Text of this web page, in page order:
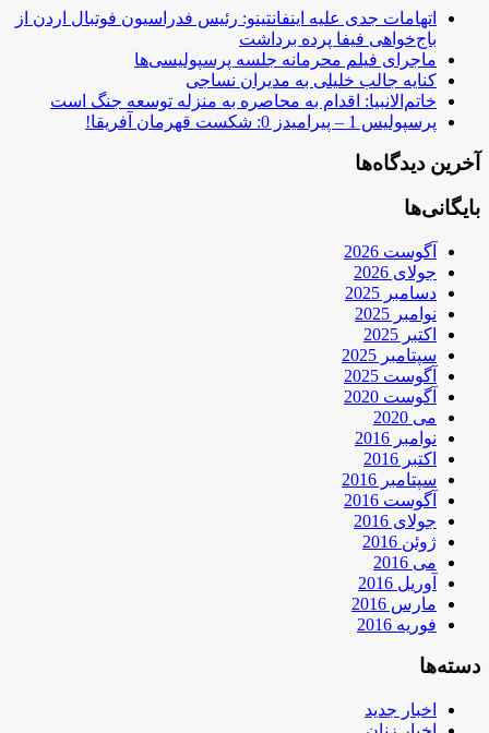
اتهامات جدی علیه اینفانتینو: رئیس فدراسیون فوتبال اردن از
باج‌خواهی فیفا پرده برداشت
ماجرای فیلم محرمانه جلسه پرسپولیسی‌ها
کنایه جالب خلیلی به مدیران نساجی
خاتم‌الانبیا: اقدام به محاصره به منزله توسعه جنگ است
پرسپولیس 1 – پیرامیدز 0: شکست قهرمان آفریقا!
آخرین دیدگاه‌ها
بایگانی‌ها
آگوست 2026
جولای 2026
دسامبر 2025
نوامبر 2025
اکتبر 2025
سپتامبر 2025
آگوست 2025
آگوست 2020
می 2020
نوامبر 2016
اکتبر 2016
سپتامبر 2016
آگوست 2016
جولای 2016
ژوئن 2016
می 2016
آوریل 2016
مارس 2016
فوریه 2016
دسته‌ها
اخبار جدید